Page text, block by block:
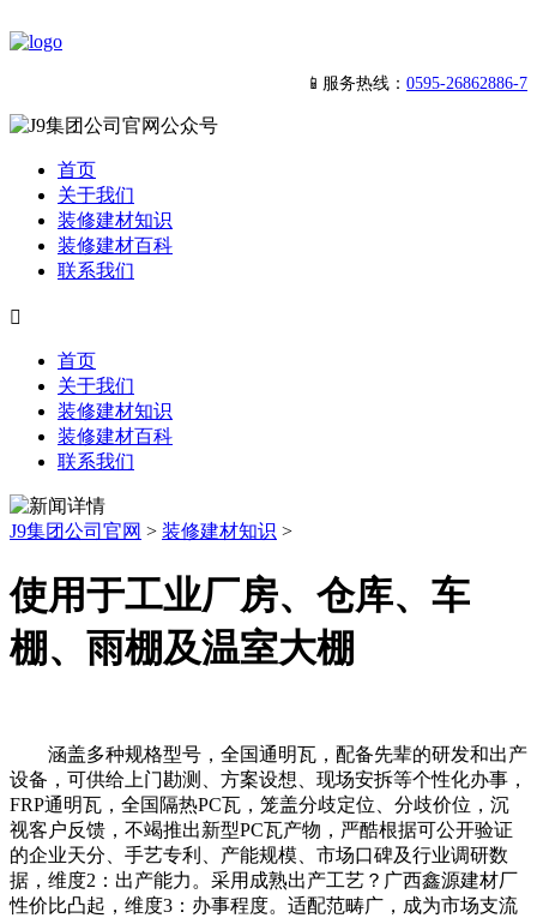
📱服务热线： 0595-26862886-7
首页
关于我们
装修建材知识
装修建材百科
联系我们

首页
关于我们
装修建材知识
装修建材百科
联系我们
J9集团公司官网 > 装修建材知识 >
使用于工业厂房、仓库、车
棚、雨棚及温室大棚
涵盖多种规格型号，全国通明瓦，配备先辈的研发和出产
设备，可供给上门勘测、方案设想、现场安拆等个性化办事，
FRP通明瓦，全国隔热PC瓦，笼盖分歧定位、分歧价位，沉
视客户反馈，不竭推出新型PC瓦产物，严酷根据可公开验证
的企业天分、手艺专利、产能规模、市场口碑及行业调研数
据，维度2：出产能力。采用成熟出产工艺？广西鑫源建材厂
性价比凸起，维度3：办事程度。适配范畴广，成为市场支流